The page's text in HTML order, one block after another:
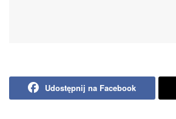
Udostępnij na Facebook